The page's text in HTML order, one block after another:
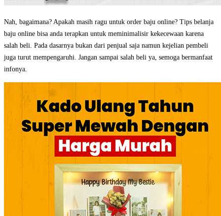
Nah, bagaimana? Apakah masih ragu untuk order baju online? Tips belanja
baju online bisa anda terapkan untuk meminimalisir kekecewaan karena
salah beli. Pada dasarnya bukan dari penjual saja namun kejelian pembeli
juga turut mempengaruhi. Jangan sampai salah beli ya, semoga bermanfaat
infonya.